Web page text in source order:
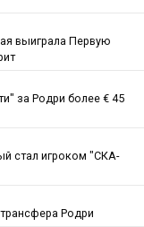
выиграла Первую
за Родри более € 45
стал игроком "СКА-
Родри